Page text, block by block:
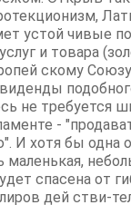
устой чивые
и товара
скому
не требуется
-
И хотя бы одна
маленькая,
спасена от
дей стви-